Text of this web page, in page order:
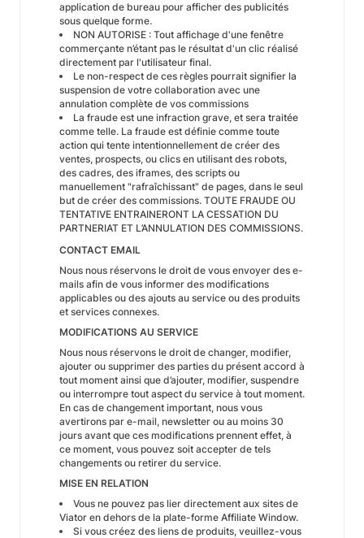
application de bureau pour afficher des publicités
sous quelque forme.
NON AUTORISE : Tout affichage d'une fenêtre
commerçante n’étant pas le résultat d'un clic réalisé
directement par l'utilisateur final.
Le non-respect de ces règles pourrait signifier la
suspension de votre collaboration avec une
annulation complète de vos commissions
La fraude est une infraction grave, et sera traitée
comme telle. La fraude est définie comme toute
action qui tente intentionnellement de créer des
ventes, prospects, ou clics en utilisant des robots,
des cadres, des iframes, des scripts ou
manuellement "rafraîchissant" de pages, dans le seul
but de créer des commissions. TOUTE FRAUDE OU
TENTATIVE ENTRAINERONT LA CESSATION DU
PARTNERIAT ET L’ANNULATION DES COMMISSIONS.
CONTACT EMAIL
Nous nous réservons le droit de vous envoyer des e-
mails afin de vous informer des modifications
applicables ou des ajouts au service ou des produits
et services connexes.
MODIFICATIONS AU SERVICE
Nous nous réservons le droit de changer, modifier,
ajouter ou supprimer des parties du présent accord à
tout moment ainsi que d’ajouter, modifier, suspendre
ou interrompre tout aspect du service à tout moment.
En cas de changement important, nous vous
avertirons par e-mail, newsletter ou au moins 30
jours avant que ces modifications prennent effet, à
ce moment, vous pouvez soit accepter de tels
changements ou retirer du service.
MISE EN RELATION
Vous ne pouvez pas lier directement aux sites de
Viator en dehors de la plate-forme Affiliate Window.
Si vous créez des liens de produits, veuillez-vous